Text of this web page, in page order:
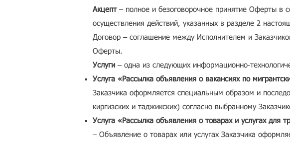
Акцепт– полное и безоговорочное принятие Оферты в
осуществления действий, указанных в разделе 2
Договор – соглашение между Исполнителем и
Оферты.
Услуги – одна из следующих информационно-
Услуга «Рассылка объявления о вакансиях по
Заказчика оформляется специальным образом и
киргизских и таджикских) согласно выбранному
Услуга «Рассылка объявления о товарах и услугах для
– Объявление о товарах или услугах Заказчика